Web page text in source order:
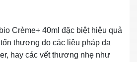
Crème+ 40ml đặc biệt hiệu quả
thương do các liệu pháp da
hay các vết thương nhẹ như